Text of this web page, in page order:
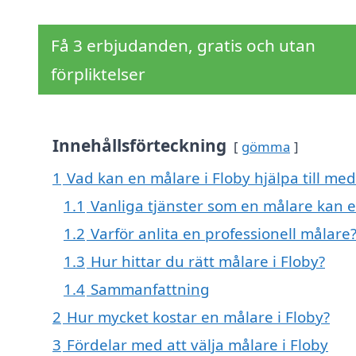
Få 3 erbjudanden, gratis och utan
förpliktelser
Innehållsförteckning gömma
1 Vad kan en målare i Floby hjälpa till
1.1 Vanliga tjänster som en målare kan
1.2 Varför anlita en professionell målare?
1.3 Hur hittar du rätt målare i Floby?
1.4 Sammanfattning
2 Hur mycket kostar en målare i Floby?
3 Fördelar med att välja målare i Floby